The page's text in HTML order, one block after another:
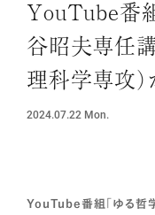
YouTube番組
谷昭夫専任
理科学専攻）
2024.07.22 Mon.
YouTube番組「ゆる哲